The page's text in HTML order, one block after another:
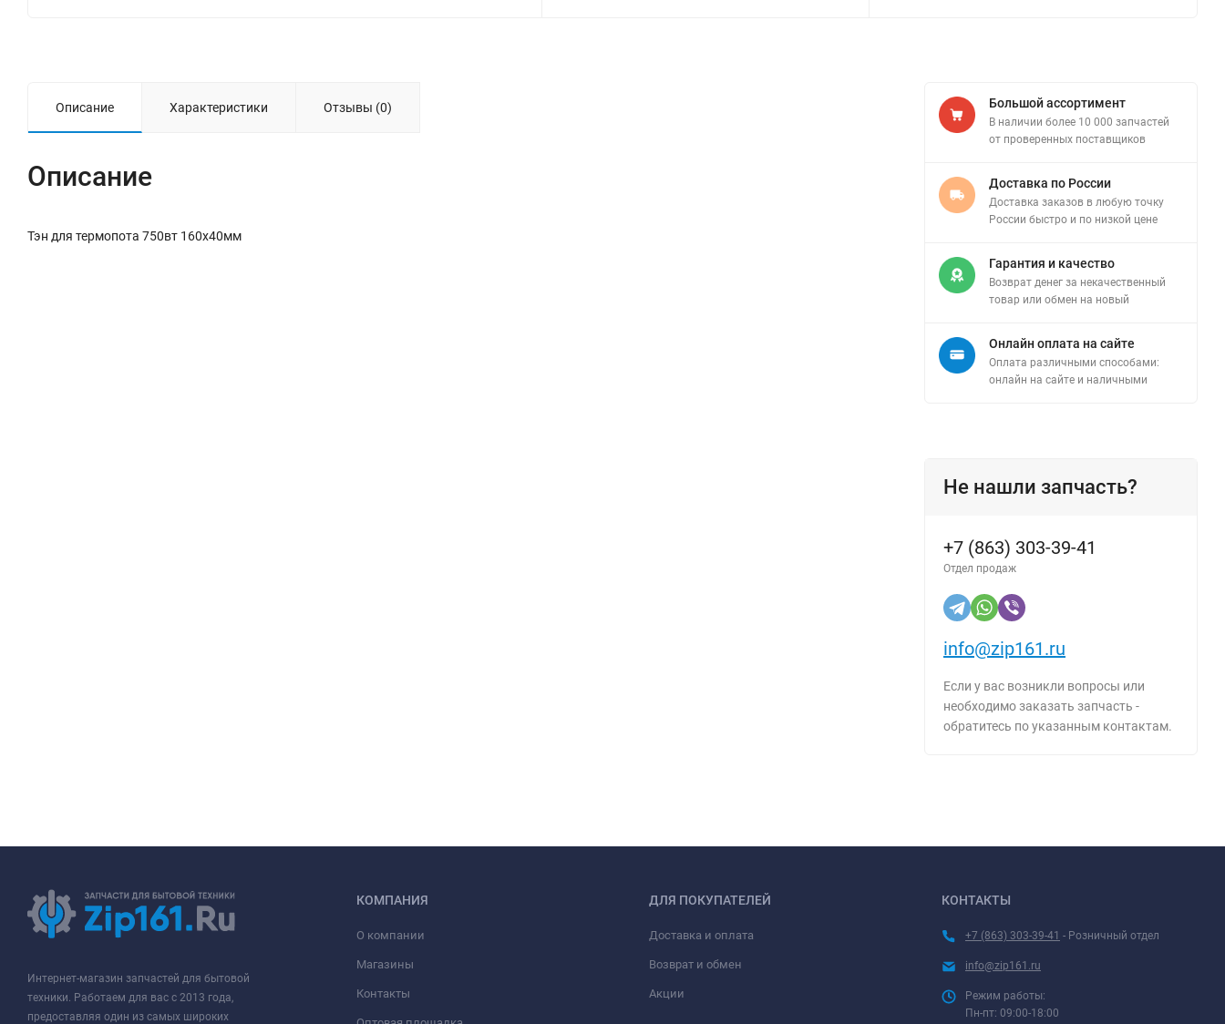
Описание Характеристики Отзывы (0)
Описание
Тэн для термопота 750вт 160x40мм
Большой ассортимент
В наличии более 10 000 запчастей
от проверенных поставщиков
Доставка по России
Доставка заказов в любую точку
России быстро и по низкой цене
Гарантия и качество
Возврат денег за некачественный
товар или обмен на новый
Онлайн оплата на сайте
Оплата различными способами:
онлайн на сайте и наличными
Не нашли запчасть?
+7 (863) 303-39-41
Отдел продаж
info@zip161.ru
Если у вас возникли вопросы или
необходимо заказать запчасть -
обратитесь по указанным контактам.
Интернет-магазин запчастей для бытовой
техники. Работаем для вас с 2013 года,
предоставляя один из самых широких
КОМПАНИЯ
О компании
Магазины
Контакты
ДЛЯ ПОКУПАТЕЛЕЙ
Доставка и оплата
Возврат и обмен
Акции
КОНТАКТЫ
+7 (863) 303-39-41 - Розничный отдел
info@zip161.ru
Режим работы:
Пн-пт: 09:00-18:00